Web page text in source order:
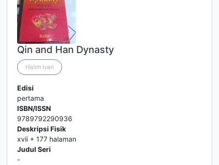
Qin and Han Dynasty
Halim Ivan
Edisi
pertama
ISBN/ISSN
9789792290936
Deskripsi Fisik
xvii + 177 halaman
Judul Seri
-